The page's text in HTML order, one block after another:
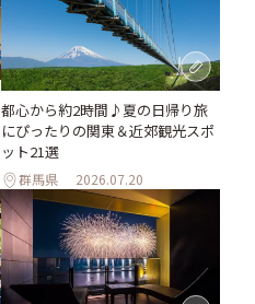
都心から約2時間♪夏の日帰り旅
にぴったりの関東＆近郊観光スポ
ット21選
群馬県 2026.07.20